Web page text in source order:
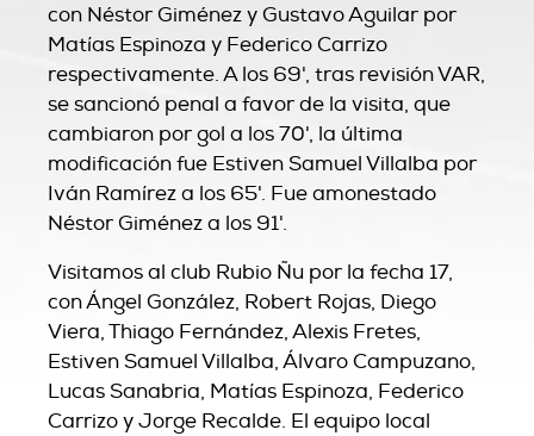
con Néstor Giménez y Gustavo Aguilar por
Matías Espinoza y Federico Carrizo
respectivamente. A los 69', tras revisión VAR,
se sancionó penal a favor de la visita, que
cambiaron por gol a los 70', la última
modificación fue Estiven Samuel Villalba por
Iván Ramírez a los 65'. Fue amonestado
Néstor Giménez a los 91'.
Visitamos al club Rubio Ñu por la fecha 17,
con Ángel González, Robert Rojas, Diego
Viera, Thiago Fernández, Alexis Fretes,
Estiven Samuel Villalba, Álvaro Campuzano,
Lucas Sanabria, Matías Espinoza, Federico
Carrizo y Jorge Recalde. El equipo local